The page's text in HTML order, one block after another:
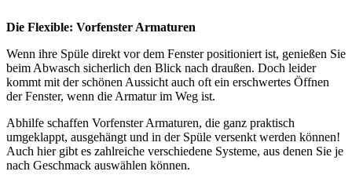
Die Flexible: Vorfenster Armaturen
Wenn ihre Spüle direkt vor dem Fenster positioniert ist, genießen Sie
beim Abwasch sicherlich den Blick nach draußen. Doch leider
kommt mit der schönen Aussicht auch oft ein erschwertes Öffnen
der Fenster, wenn die Armatur im Weg ist.
Abhilfe schaffen Vorfenster Armaturen, die ganz praktisch
umgeklappt, ausgehängt und in der Spüle versenkt werden können!
Auch hier gibt es zahlreiche verschiedene Systeme, aus denen Sie je
nach Geschmack auswählen können.